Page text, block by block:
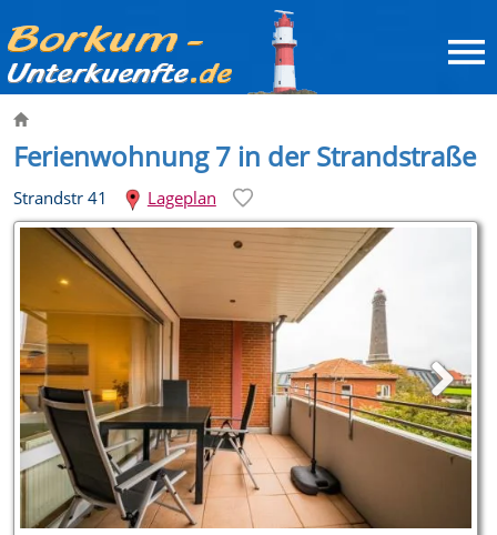
Ferienwohnung 7 in der Strandstraße
Strandstr 41 Lageplan